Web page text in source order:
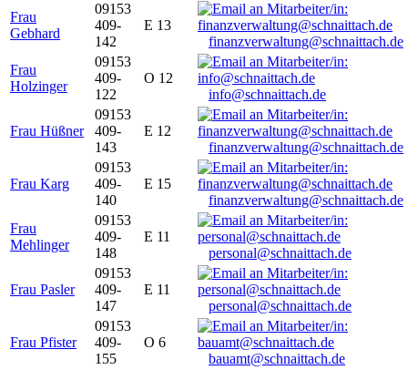
Frau
Gebhard
09153
409-
142
E 13
finanzverwaltung@schnaittach.de
Frau
Holzinger
09153
409-
122
O 12
info@schnaittach.de
Frau Hüßner
09153
409-
143
E 12
finanzverwaltung@schnaittach.de
Frau Karg
09153
409-
140
E 15
finanzverwaltung@schnaittach.de
Frau
Mehlinger
09153
409-
148
E 11
personal@schnaittach.de
Frau Pasler
09153
409-
147
E 11
personal@schnaittach.de
Frau Pfister
09153
409-
155
O 6
bauamt@schnaittach.de